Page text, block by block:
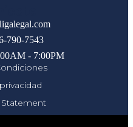
790-7543
- 7:00PM